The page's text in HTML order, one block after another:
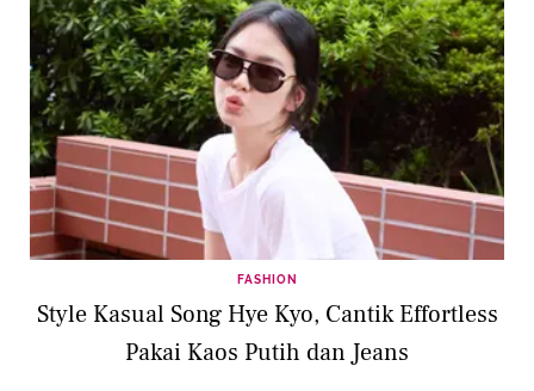
FASHION
Style Kasual Song Hye Kyo, Cantik Effortless
Pakai Kaos Putih dan Jeans